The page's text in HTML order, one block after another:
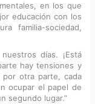
en los que
educación con los
familia-sociedad,
días. ¡Está
hay tensiones y
por otra parte, cada
ocupar el papel de
segundo lugar.”